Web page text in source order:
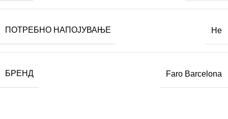
ПОТРЕБНО НАПОЈУВАЊЕ Не
БРЕНД Faro Barcelona